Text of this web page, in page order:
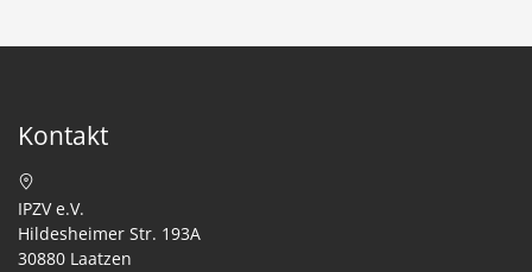
Kontakt
IPZV e.V.
Hildesheimer Str. 193A
30880 Laatzen